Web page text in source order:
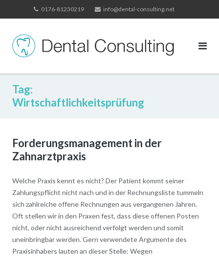
to
0176-81230219 info@dental-consulting.net
Tag:
Wirtschaftlichkeitsprüfung
Forderungsmanagement in der
Zahnarztpraxis
Welche Praxis kennt es nicht? Der Patient kommt seiner
Zahlungspflicht nicht nach und in der Rechnungsliste tummeln
sich zahlreiche offene Rechnungen aus vergangenen Jahren.
Oft stellen wir in den Praxen fest, dass diese offenen Posten
nicht, oder nicht ausreichend verfolgt werden und somit
uneinbringbar werden. Gern verwendete Argumente des
Praxisinhabers lauten an dieser Stelle: Wegen